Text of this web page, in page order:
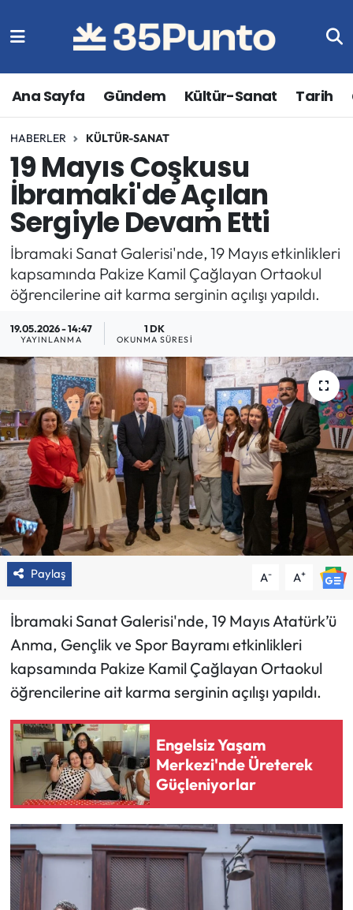
Ana Sayfa Gündem Kültür-Sanat Tarih
HABERLER KÜLTÜR-SANAT
19 Mayıs Coşkusu
İbramaki'de Açılan
Sergiyle Devam Etti
İbramaki Sanat Galerisi'nde, 19 Mayıs etkinlikleri
kapsamında Pakize Kamil Çağlayan Ortaokul
öğrencilerine ait karma serginin açılışı yapıldı.
19.05.2026 - 14:47
YAYINLANMA
1 DK
OKUNMA SÜRESI
Paylaş A- A+
İbramaki Sanat Galerisi'nde, 19 Mayıs Atatürk’ü
Anma, Gençlik ve Spor Bayramı etkinlikleri
kapsamında Pakize Kamil Çağlayan Ortaokul
öğrencilerine ait karma serginin açılışı yapıldı.
Engelsiz Yaşam
Merkezi'nde Üreterek
Güçleniyorlar